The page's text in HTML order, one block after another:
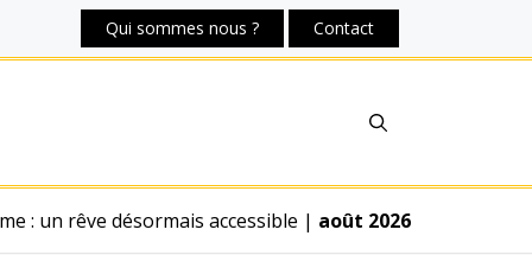
Qui sommes nous ? Contact
: un rêve désormais accessible | août 2026